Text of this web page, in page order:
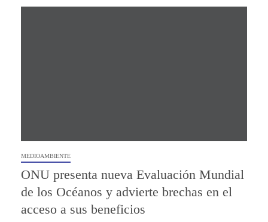
MEDIOAMBIENTE
ONU presenta nueva Evaluación Mundial
de los Océanos y advierte brechas en el
acceso a sus beneficios